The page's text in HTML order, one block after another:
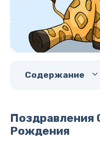
Содержание
Поздравления
Рождения